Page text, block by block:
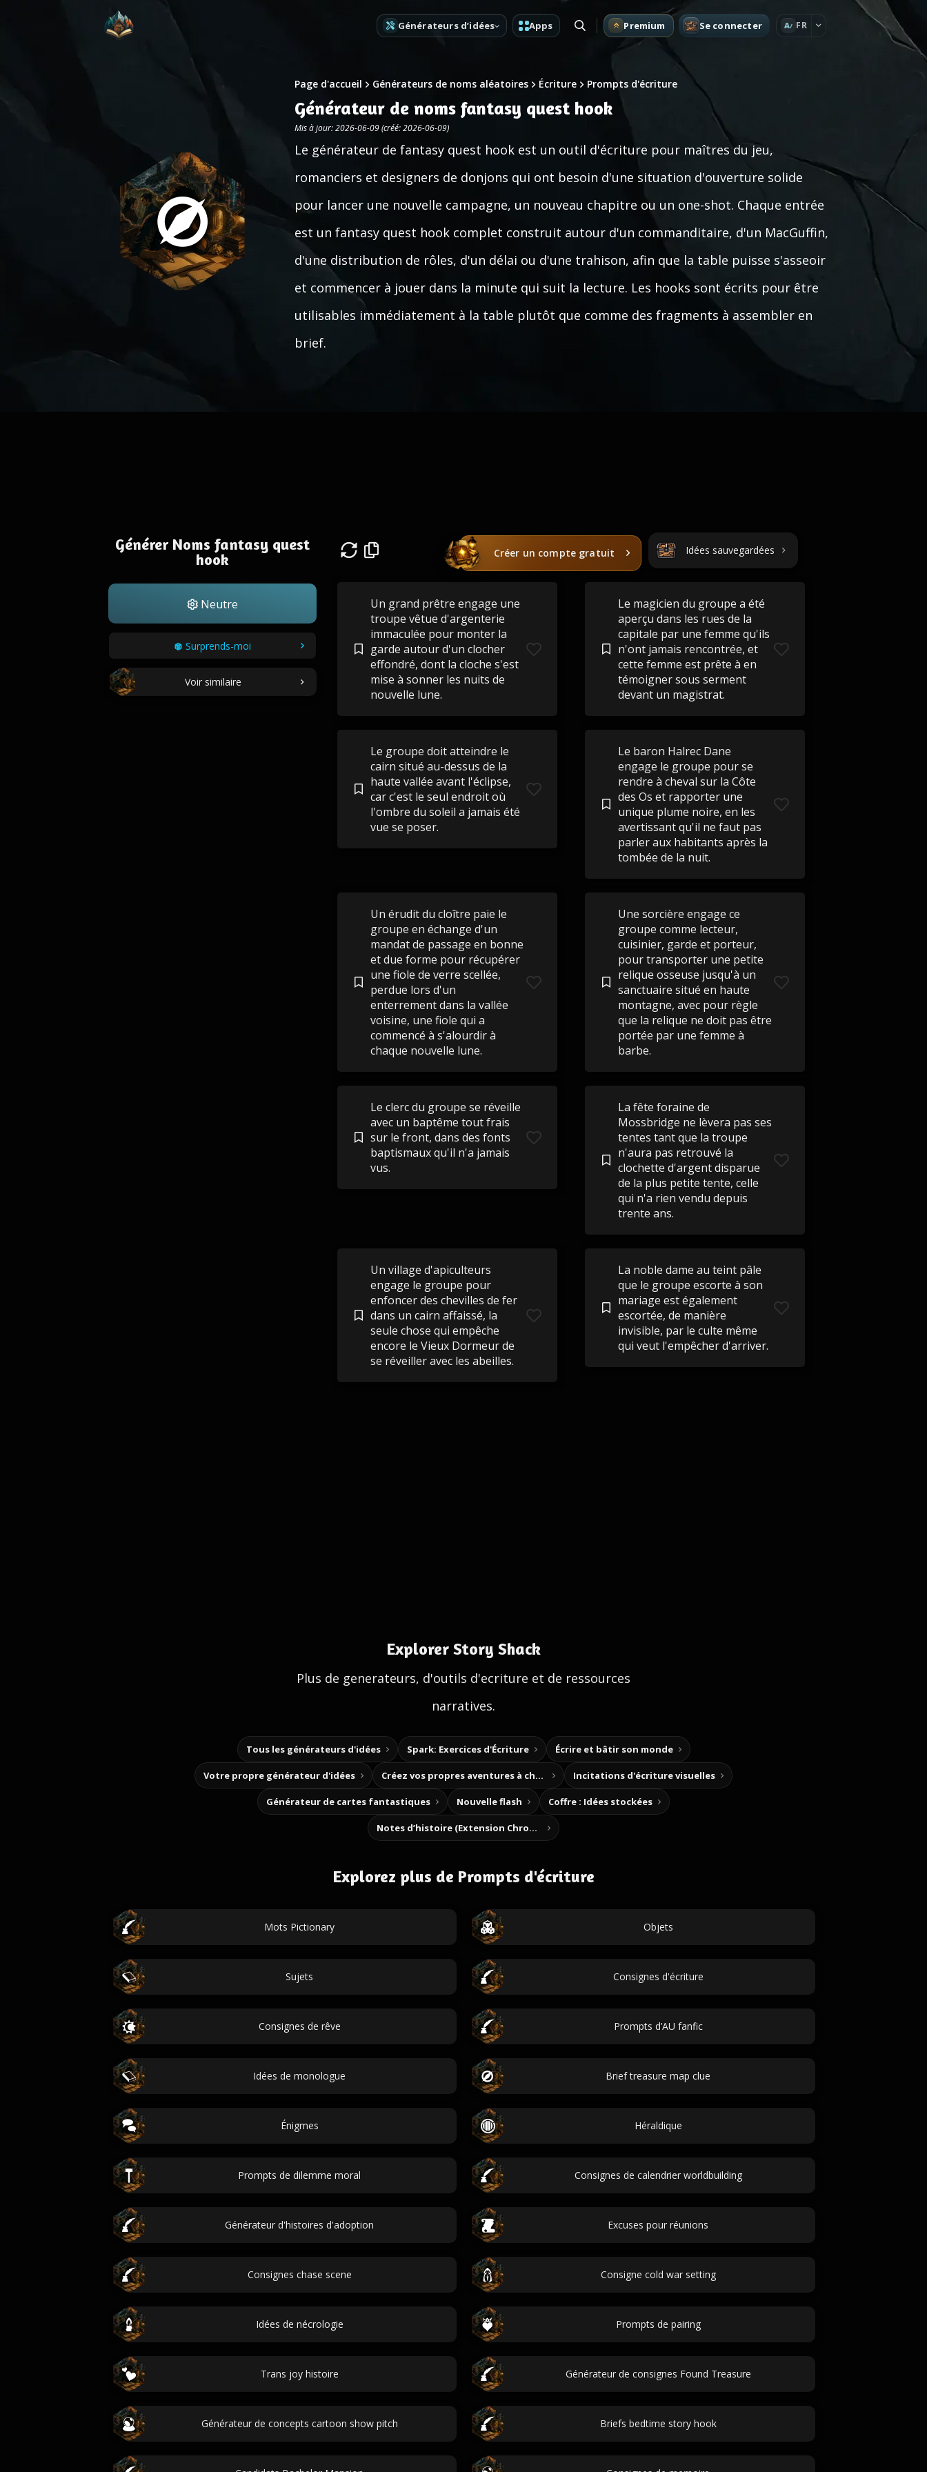
Générateurs d’idées Apps Premium Se connecter A FR
Page d'accueil Générateurs de noms aléatoires Écriture Prompts d'écriture
Générateur de noms fantasy quest hook
Mis à jour: 2026-06-09 (créé: 2026-06-09)
Le générateur de fantasy quest hook est un outil d'écriture pour maîtres du jeu,
romanciers et designers de donjons qui ont besoin d'une situation d'ouverture solide
pour lancer une nouvelle campagne, un nouveau chapitre ou un one-shot. Chaque entrée
est un fantasy quest hook complet construit autour d'un commanditaire, d'un MacGuffin,
d'une distribution de rôles, d'un délai ou d'une trahison, afin que la table puisse s'asseoir
et commencer à jouer dans la minute qui suit la lecture. Les hooks sont écrits pour être
utilisables immédiatement à la table plutôt que comme des fragments à assembler en
brief.
Générer Noms fantasy quest
hook
Neutre
Surprends-moi
Voir similaire
Créer un compte gratuit Idées sauvegardées
Un grand prêtre engage une
troupe vêtue d'argenterie
immaculée pour monter la
garde autour d'un clocher
effondré, dont la cloche s'est
mise à sonner les nuits de
nouvelle lune.
Le magicien du groupe a été
aperçu dans les rues de la
capitale par une femme qu'ils
n'ont jamais rencontrée, et
cette femme est prête à en
témoigner sous serment
devant un magistrat.
Le groupe doit atteindre le
cairn situé au-dessus de la
haute vallée avant l'éclipse,
car c'est le seul endroit où
l'ombre du soleil a jamais été
vue se poser.
Le baron Halrec Dane
engage le groupe pour se
rendre à cheval sur la Côte
des Os et rapporter une
unique plume noire, en les
avertissant qu'il ne faut pas
parler aux habitants après la
tombée de la nuit.
Un érudit du cloître paie le
groupe en échange d'un
mandat de passage en bonne
et due forme pour récupérer
une fiole de verre scellée,
perdue lors d'un
enterrement dans la vallée
voisine, une fiole qui a
commencé à s'alourdir à
chaque nouvelle lune.
Une sorcière engage ce
groupe comme lecteur,
cuisinier, garde et porteur,
pour transporter une petite
relique osseuse jusqu'à un
sanctuaire situé en haute
montagne, avec pour règle
que la relique ne doit pas être
portée par une femme à
barbe.
Le clerc du groupe se réveille
avec un baptême tout frais
sur le front, dans des fonts
baptismaux qu'il n'a jamais
vus.
La fête foraine de
Mossbridge ne lèvera pas ses
tentes tant que la troupe
n'aura pas retrouvé la
clochette d'argent disparue
de la plus petite tente, celle
qui n'a rien vendu depuis
trente ans.
Un village d'apiculteurs
engage le groupe pour
enfoncer des chevilles de fer
dans un cairn affaissé, la
seule chose qui empêche
encore le Vieux Dormeur de
se réveiller avec les abeilles.
La noble dame au teint pâle
que le groupe escorte à son
mariage est également
escortée, de manière
invisible, par le culte même
qui veut l'empêcher d'arriver.
Explorer Story Shack
Plus de generateurs, d'outils d'ecriture et de ressources
narratives.
Tous les générateurs d'idées Spark: Exercices d'Écriture Écrire et bâtir son monde
Votre propre générateur d'idées Créez vos propres aventures à choix Incitations d'écriture visuelles
Générateur de cartes fantastiques Nouvelle flash Coffre : Idées stockées
Notes d’histoire (Extension Chrome)
Explorez plus de Prompts d'écriture
Mots Pictionary Objets
Sujets Consignes d'écriture
Consignes de rêve Prompts d’AU fanfic
Idées de monologue Brief treasure map clue
Énigmes Héraldique
Prompts de dilemme moral Consignes de calendrier worldbuilding
Générateur d'histoires d'adoption Excuses pour réunions
Consignes chase scene Consigne cold war setting
Idées de nécrologie Prompts de pairing
Trans joy histoire Générateur de consignes Found Treasure
Générateur de concepts cartoon show pitch Briefs bedtime story hook